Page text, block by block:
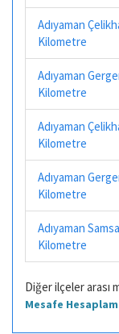
Adıyaman
Kilometre
Adıyaman
Kilometre
Adıyaman
Kilometre
Adıyaman
Kilometre
Adıyaman
Kilometre
Diğer ilçeler arası
Mesafe